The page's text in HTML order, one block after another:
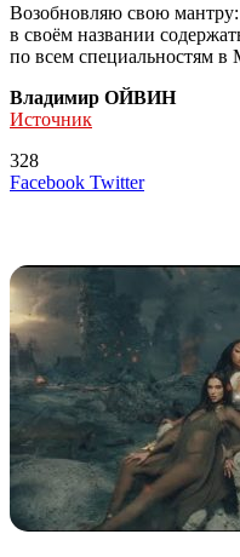
Возобновляю свою
в своём названии
по всем специальностям в
Владимир ОЙВИН
Источник
328
Facebook TwitterLinkedIn
Tumblr
Reddit
Вконтакте
Skype
Messenger
Messenger
WhatsApp
Telegram
Viber
Line
Поделиться
Печатать